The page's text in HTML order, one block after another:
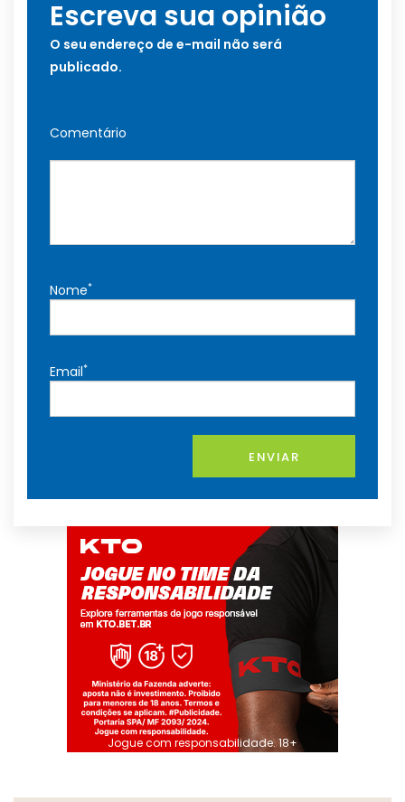
Escreva sua opinião
O seu endereço de e-mail não será
publicado.
Comentário
Nome*
Email*
ENVIAR
Jogue com responsabilidade. 18+